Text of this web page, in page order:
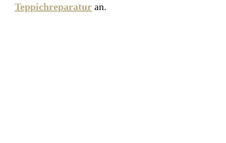
Teppichreparatur an.